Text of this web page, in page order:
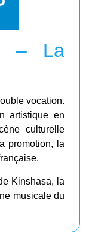
– La
vocation.
artistique en
culturelle
promotion, la
Kinshasa, la
musicale du